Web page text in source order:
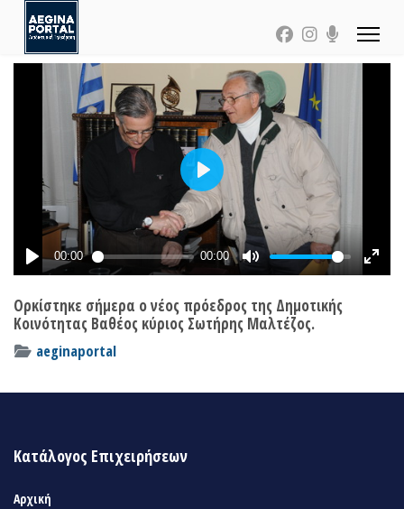
Ορκίστηκε σήμερα ο νέος πρόεδρος της Δημοτικής
Κοινότητας Βαθέος κύριος Σωτήρης Μαλτέζος.
aeginaportal
Κατάλογος Επιχειρήσεων
Αρχική